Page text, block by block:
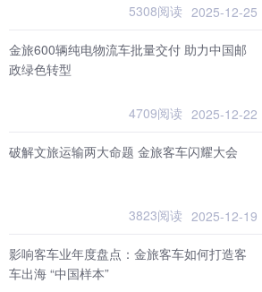
5308阅读 2025-12-25
金旅600辆纯电物流车批量交付 助力中国邮
政绿色转型
4709阅读 2025-12-22
破解文旅运输两大命题 金旅客车闪耀大会
3823阅读 2025-12-19
影响客车业年度盘点：金旅客车如何打造客
车出海 “中国样本”